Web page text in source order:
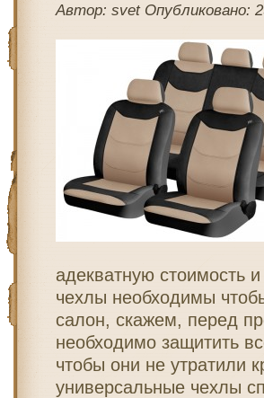
Автор: svet Опубликовано:
адекватную стоимость
чехлы необходимы
салон, скажем, перед
необходимо защитить
чтобы они не утратили
универсальные чехлы